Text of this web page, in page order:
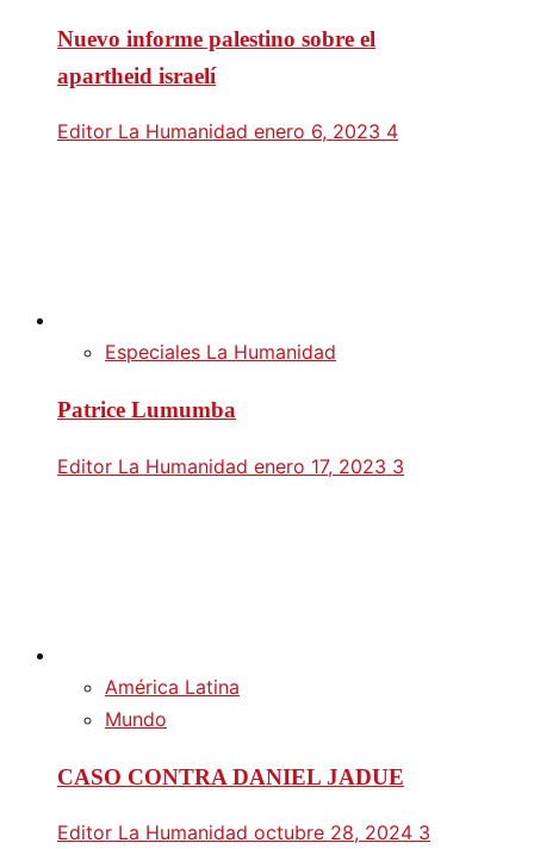
Nuevo informe palestino sobre el
apartheid israelí
Editor La Humanidad enero 6, 2023 4
Especiales La Humanidad
Patrice Lumumba
Editor La Humanidad enero 17, 2023 3
América Latina
Mundo
CASO CONTRA DANIEL JADUE
Editor La Humanidad octubre 28, 2024 3